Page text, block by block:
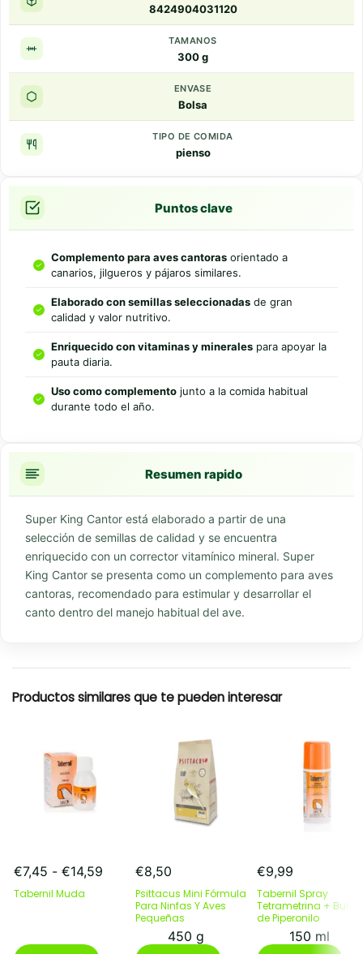
8424904031120
TAMANOS
300 g
ENVASE
Bolsa
TIPO DE COMIDA
pienso
Puntos clave
Complemento para aves cantoras orientado a
canarios, jilgueros y pájaros similares.
Elaborado con semillas seleccionadas de gran
calidad y valor nutritivo.
Enriquecido con vitaminas y minerales para apoyar la
pauta diaria.
Uso como complemento junto a la comida habitual
durante todo el año.
Resumen rapido
Super King Cantor está elaborado a partir de una
selección de semillas de calidad y se encuentra
enriquecido con un corrector vitamínico mineral. Super
King Cantor se presenta como un complemento para aves
cantoras, recomendado para estimular y desarrollar el
canto dentro del manejo habitual del ave.
Productos similares que te pueden interesar
€7,45 - €14,59 Rango
precios:
desde
Tabernil Muda
€8,50
Psittacus Mini Fórmula
Para Ninfas Y Aves
Pequeñas
450 g
€9,99
Tabernil Spray
Tetrametrina +
de Piperonilo
150 ml